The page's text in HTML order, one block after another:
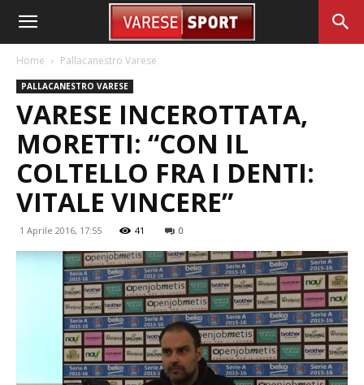
Home Pallacanestro Varese
PALLACANESTRO VARESE
VARESE INCEROTTATA,
MORETTI: “CON IL
COLTELLO FRA I DENTI:
VITALE VINCERE”
1 Aprile 2016, 17:55 41 0